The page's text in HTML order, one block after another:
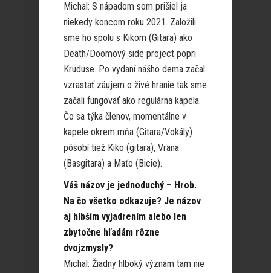
Michal: S nápadom som prišiel ja
niekedy koncom roku 2021. Založili
sme ho spolu s Kikom (Gitara) ako
Death/Doomový side project popri
Kruduse. Po vydaní nášho dema začal
vzrastať záujem o živé hranie tak sme
začali fungovať ako regulárna kapela.
Čo sa týka členov, momentálne v
kapele okrem mňa (Gitara/Vokály)
pôsobí tiež Kiko (gitara), Vrana
(Basgitara) a Maťo (Bicie).
Váš názov je jednoduchý – Hrob.
Na čo všetko odkazuje? Je názov
aj hlbším vyjadrením alebo len
zbytočne hľadám rôzne
dvojzmysly?
Michal: Žiadny hlboký význam tam nie